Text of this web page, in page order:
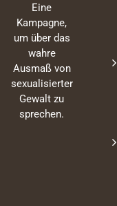
Eine
Kampagne,
um über das
wahre
Ausmaß von
sexualisierter
Gewalt zu
sprechen.